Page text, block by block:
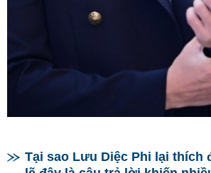
Tại sao Lưu Diệc Phi lại thích